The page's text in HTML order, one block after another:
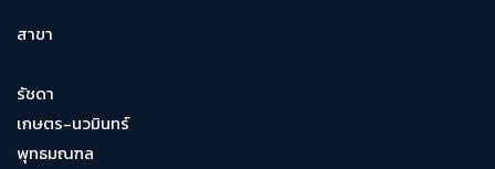
สาขา
รัชดา
เกษตร-นวมินทร์
พุทธมณฑล